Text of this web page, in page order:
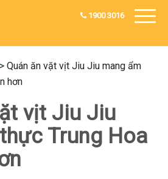
1900 3016
> Quán ăn vặt vịt Jiu Jiu mang ẩm
hơn
vịt Jiu Jiu
Trung Hoa